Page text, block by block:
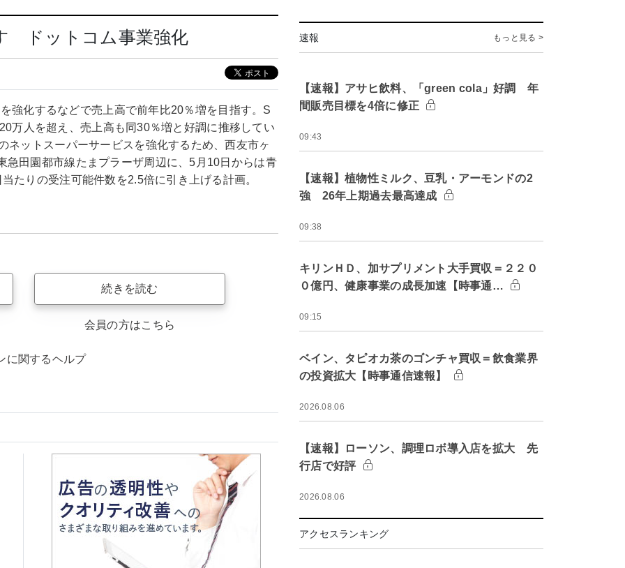
ドットコム事業強化
強化するなどで売上高で前年比20％増を目指す。S
万人を超え、売上高も同30％増と好調に推移してい
ネットスーパーサービスを強化するため、西友市ヶ
急田園都市線たまプラーザ周辺に、5月10日からは青
たりの受注可能件数を2.5倍に引き上げる計画。
続きを読む
会員の方はこちら
に関するヘルプ
速報 もっと見る >
【速報】アサヒ飲料、「green cola」好調 年
間販売目標を4倍に修正
09:43
【速報】植物性ミルク、豆乳・アーモンドの2
強 26年上期過去最高達成
09:38
キリンＨＤ、加サプリメント大手買収＝２２０
０億円、健康事業の成長加速【時事通…
09:15
ベイン、タピオカ茶のゴンチャ買収＝飲食業界
の投資拡大【時事通信速報】
2026.08.06
【速報】ローソン、調理ロボ導入店を拡大 先
行店で好評
2026.08.06
アクセスランキング